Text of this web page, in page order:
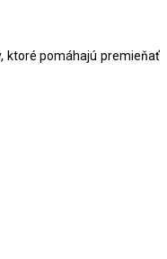
ktoré pomáhajú premieňať